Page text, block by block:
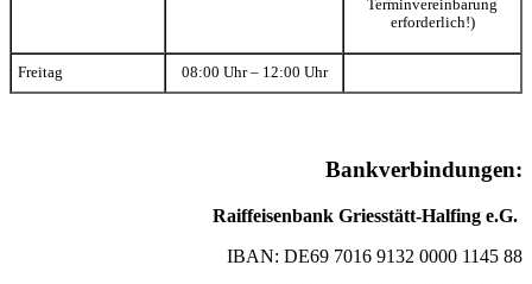
Terminvereinbarung
erforderlich!)
Freitag 08:00 Uhr – 12:00 Uhr
Bankverbindungen:
Raiffeisenbank Griesstätt-Halfing e.G.
IBAN: DE69 7016 9132 0000 1145 88